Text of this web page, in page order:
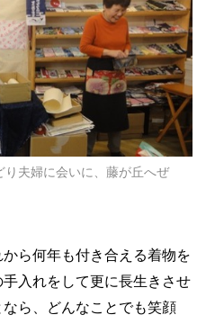
夫婦に会いに、藤が丘へぜ
ら何年も付き合える着物を
入れをして更に長生きさせ
ら、どんなことでも笑顔